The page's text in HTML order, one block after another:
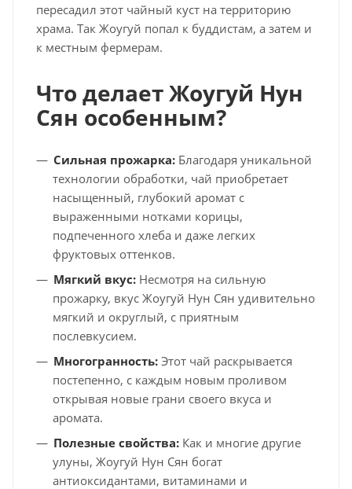
пересадил этот чайный куст на территорию
храма. Так Жоугуй попал к буддистам, а затем и
к местным фермерам.
Что делает Жоугуй Нун
Сян особенным?
Сильная прожарка: Благодаря уникальной
технологии обработки, чай приобретает
насыщенный, глубокий аромат с
выраженными нотками корицы,
подпеченного хлеба и даже легких
фруктовых оттенков.
Мягкий вкус: Несмотря на сильную
прожарку, вкус Жоугуй Нун Сян удивительно
мягкий и округлый, с приятным
послевкусием.
Многогранность: Этот чай раскрывается
постепенно, с каждым новым проливом
открывая новые грани своего вкуса и
аромата.
Полезные свойства: Как и многие другие
улуны, Жоугуй Нун Сян богат
антиоксидантами, витаминами и